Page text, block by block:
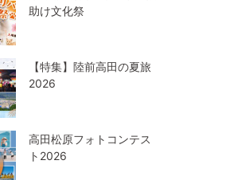
助け文化祭
【特集】陸前高田の夏旅
2026
高田松原フォトコンテス
ト2026